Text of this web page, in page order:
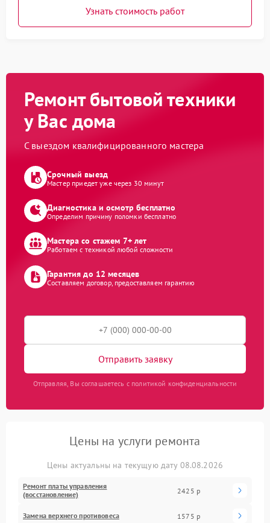
Узнать стоимость работ
Ремонт бытовой техники
у Вас дома
С выездом квалифицированного мастера
Срочный выезд
Мастер приедет уже через 30 минут
Диагностика и осмотр бесплатно
Определим причину поломки бесплатно
Мастера со стажем 7+ лет
Работаем с техникой любой сложности
Гарантия до 12 месяцев
Составляем договор, предоставляем гарантию
Отправить заявку
Отправляя, Вы соглашаетесь с политикой конфиденциальности
Цены на услуги ремонта
Цены актуальны на текущую дату 08.08.2026
Ремонт платы управления
(восстановление)
2425 р
Замена верхнего противовеса 1575 р